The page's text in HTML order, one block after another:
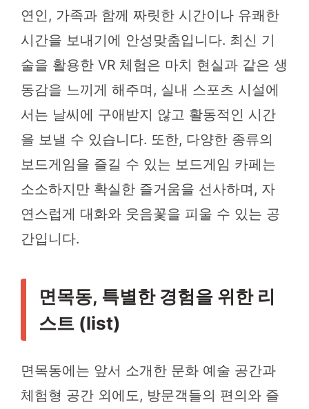
연인, 가족과 함께 짜릿한 시간이나 유쾌한
시간을 보내기에 안성맞춤입니다. 최신 기
술을 활용한 VR 체험은 마치 현실과 같은 생
동감을 느끼게 해주며, 실내 스포츠 시설에
서는 날씨에 구애받지 않고 활동적인 시간
을 보낼 수 있습니다. 또한, 다양한 종류의
보드게임을 즐길 수 있는 보드게임 카페는
소소하지만 확실한 즐거움을 선사하며, 자
연스럽게 대화와 웃음꽃을 피울 수 있는 공
간입니다.
면목동, 특별한 경험을 위한 리
스트 (list)
면목동에는 앞서 소개한 문화 예술 공간과
체험형 공간 외에도, 방문객들의 편의와 즐